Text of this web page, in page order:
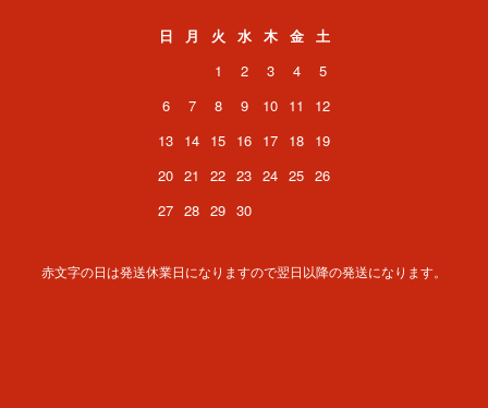
日 月 火 水 木 金
土
1
2 3 4
5
6
7 8 9 10 11
12
13 14 15 16 17 18 19
20 21 22 23 24 25 26
27 28 29 30
赤文字の日は発送休業日になりますので翌日以降の発送になります。